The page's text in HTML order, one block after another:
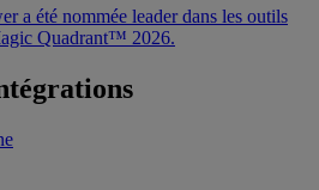
a été nommée leader dans les outils
Quadrant™ 2026.